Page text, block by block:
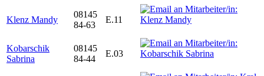
Klenz Mandy
08145
84-63
E.11
Kobarschik
Sabrina
08145
84-44
E.03